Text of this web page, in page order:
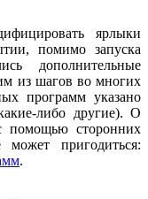
ярлыки
помимо запуска
дополнительные
из шагов во многих
программ указано
либо другие). О
помощью сторонних
пригодиться:
.